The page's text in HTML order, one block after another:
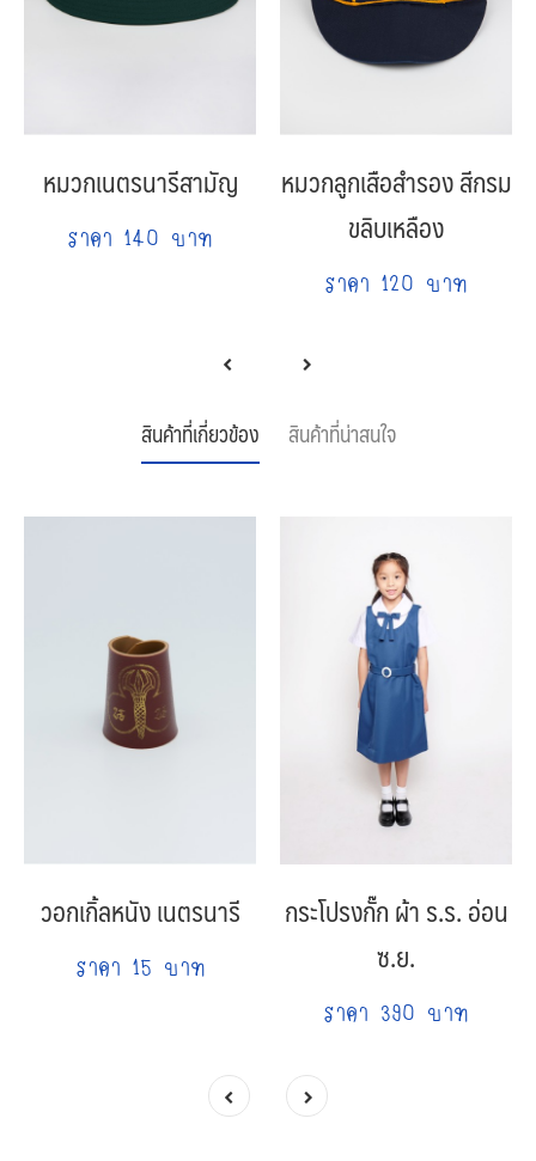
หมวกเนตรนารีสามัญ
ราคา 140 บาท
หมวกลูกเสือสำรอง สีกรม
ขลิบเหลือง
ราคา 120 บาท
สินค้าที่เกี่ยวข้อง สินค้าที่น่าสนใจ
วอกเกิ้ลหนัง เนตรนารี
ราคา 15 บาท
กระโปรงกั๊ก ผ้า ร.ร. อ่อน
ซ.ย.
ราคา 390 บาท